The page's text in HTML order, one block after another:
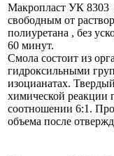
Макропласт УК 8303
свободным от
полиуретана , без
60 минут.
Смола состоит из
гидроксильными
изоцианатах.
химической реакции
соотношении 6:1.
объема после